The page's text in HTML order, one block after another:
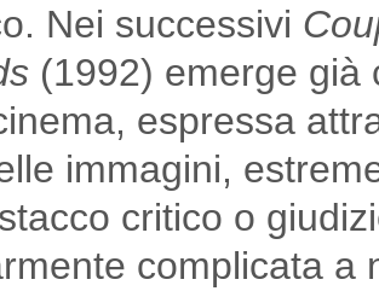
Nei successivi
(1992) emerge già
espressa
immagini,
critico o
complicata a